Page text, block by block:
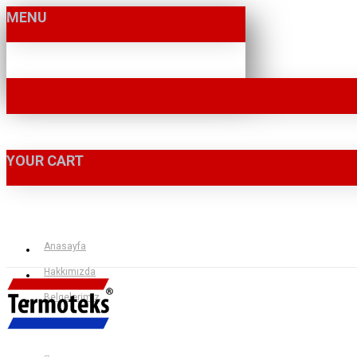
MENU
YOUR CART
Anasayfa
Hakkımızda
Belgelerimiz